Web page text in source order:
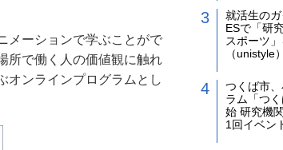
メーションで学ぶことがで
所で働く人の価値観に触れ
オンラインプログラムとし
就活生の
ESで「研
スポーツ
（unistyle
つくば市
ラム「つ
始 研究機
1回イベン